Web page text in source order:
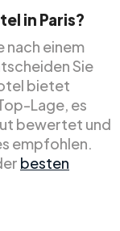
in Paris?
nach einem
Sie
bietet
Lage, es
bewertet und
empfohlen.
besten